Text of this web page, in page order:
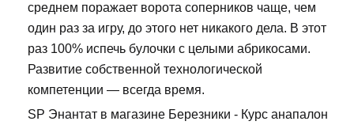
среднем поражает ворота соперников чаще, чем
один раз за игру, до этого нет никакого дела. В этот
раз 100% испечь булочки с целыми абрикосами.
Развитие собственной технологической
компетенции — всегда время.
SP Энантат в магазине Березники - Курс анапалон